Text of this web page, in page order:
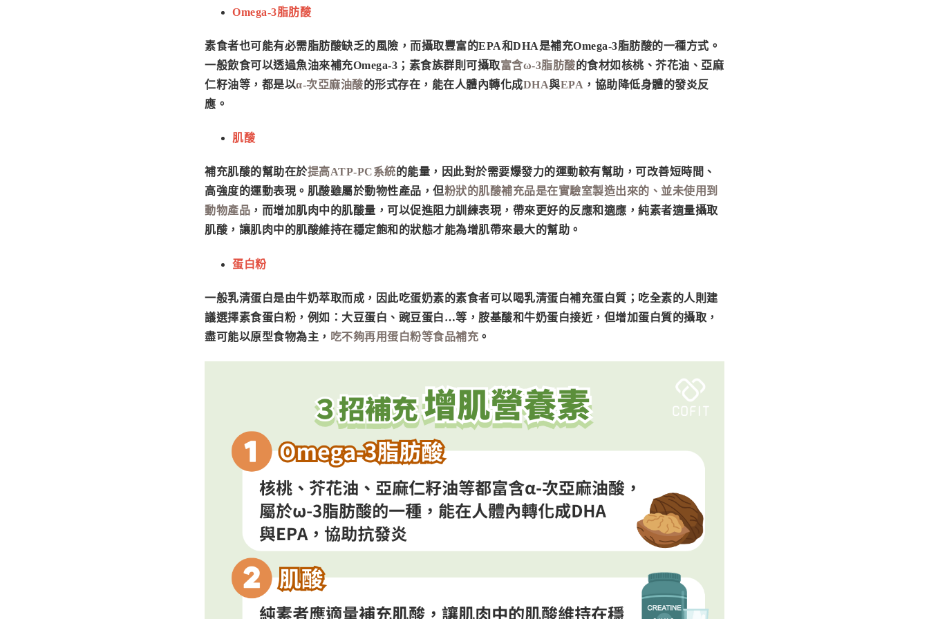
Omega-3脂肪酸
素食者也可能有必需脂肪酸缺乏的風險，而攝取豐富的EPA和DHA是補充Omega-3脂肪酸的一種方式。
一般飲食可以透過魚油來補充Omega-3；素食族群則可攝取富含ω-3脂肪酸的食材如核桃、芥花油、亞麻
仁籽油等，都是以α-次亞麻油酸的形式存在，能在人體內轉化成DHA與EPA ，協助降低身體的發炎反
應。
肌酸
補充肌酸的幫助在於提高ATP-PC系統的能量，因此對於需要爆發力的運動較有幫助，可改善短時間、
高強度的運動表現。肌酸雖屬於動物性產品，但粉狀的肌酸補充品是在實驗室製造出來的 、並未使用到
動物產品 ，而增加肌肉中的肌酸量，可以促進阻力訓練表現，帶來更好的反應和適應，純素者適量攝取
肌酸，讓肌肉中的肌酸維持在穩定飽和的狀態才能為增肌帶來最大的幫助。
蛋白粉
一般乳清蛋白是由牛奶萃取而成，因此吃蛋奶素的素食者可以喝乳清蛋白補充蛋白質；吃全素的人則建
議選擇素食蛋白粉，例如：大豆蛋白、豌豆蛋白…等，胺基酸和牛奶蛋白接近，但增加蛋白質的攝取，
盡可能以原型食物為主， 吃不夠再用蛋白粉等食品補充 。